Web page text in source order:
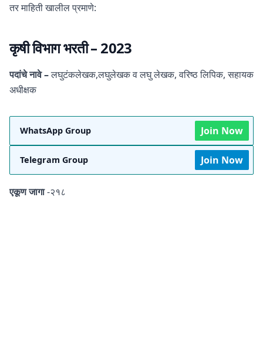
तर माहिती खालील प्रमाणे:
कृषी विभाग भरती – 2023
पदांचे नावे –लघुटंकलेखक,लघुलेखक व लघु लेखक, वरिष्ठ लिपिक, सहायक
अधीक्षक
WhatsApp Group Join Now
Telegram Group Join Now
एकूण जागा-२१८